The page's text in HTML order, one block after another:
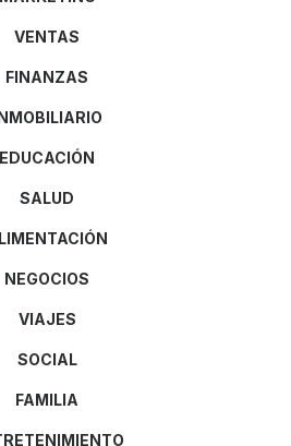
VENTAS
FINANZAS
EDUCACIÓN
SALUD
NEGOCIOS
VIAJES
SOCIAL
FAMILIA